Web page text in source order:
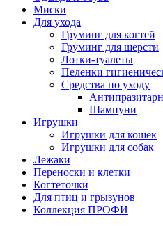
Миски
Для ухода
Груминг для когтей
Груминг для шерсти
Лотки-туалеты
Пеленки
Средства по уходу
Шампуни
Игрушки
Игрушки для кошек
Игрушки для собак
Лежаки
Переноски и клетки
Когтеточки
Для птиц и грызунов
Коллекция ПРОФИ